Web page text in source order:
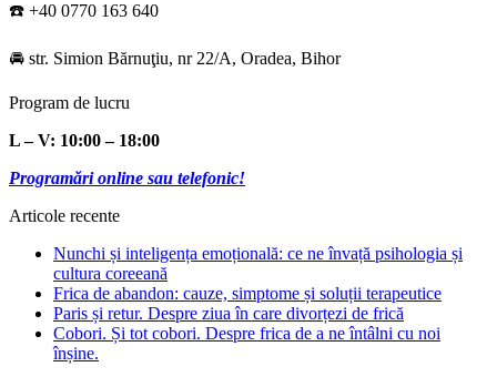
☎️ +40 0770 163 640
🚘 str. Simion Bărnuţiu, nr 22/A, Oradea, Bihor
Program de lucru
L – V: 10:00 – 18:00
Programări online sau telefonic!
Articole recente
Nunchi și inteligența emoțională: ce ne învață psihologia și
cultura coreeană
Frica de abandon: cauze, simptome și soluții terapeutice
Paris și retur. Despre ziua în care divorțezi de frică
Cobori. Și tot cobori. Despre frica de a ne întâlni cu noi
înșine.